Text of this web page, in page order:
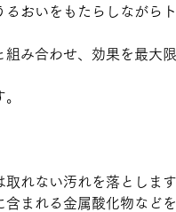
おいをもたらしながら
み合わせ、効果を最大
れない汚れを落とします
まれる金属酸化物などを